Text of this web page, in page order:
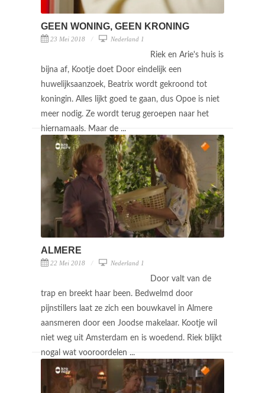
GEEN WONING, GEEN KRONING
23 Mei 2018 Nederland 1
Riek en Arie's huis is
bijna af, Kootje doet Door eindelijk een
huwelijksaanzoek, Beatrix wordt gekroond tot
koningin. Alles lijkt goed te gaan, dus Opoe is niet
meer nodig. Ze wordt terug geroepen naar het
hiernamaals. Maar de ...
ALMERE
22 Mei 2018 Nederland 1
Door valt van de
trap en breekt haar been. Bedwelmd door
pijnstillers laat ze zich een bouwkavel in Almere
aansmeren door een Joodse makelaar. Kootje wil
niet weg uit Amsterdam en is woedend. Riek blijkt
nogal wat vooroordelen ...